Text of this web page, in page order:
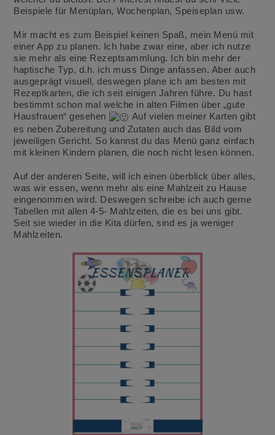
Beispiele für Menüplan, Wochenplan, Speiseplan usw.
Mir macht es zum Beispiel keinen Spaß, mein Menü mit
einer App zu planen. Ich habe zwar eine, aber ich nutze
sie mehr als eine Rezeptsammlung. Ich bin mehr der
haptische Typ, d.h. ich muss Dinge anfassen. Aber auch
ausgeprägt visuell, deswegen plane ich am besten mit
Rezeptkarten, die ich seit einigen Jahren führe. Du hast
bestimmt schon mal welche in alten Filmen über „gute
Hausfrauen“ gesehen
Auf vielen meiner Karten gibt
es neben Zubereitung und Zutaten auch das Bild vom
jeweiligen Gericht. So kannst du das Menü ganz einfach
mit kleinen Kindern planen, die noch nicht lesen können.
Auf der anderen Seite, will ich einen überblick über alles,
was wir essen, wenn mehr als eine Mahlzeit zu Hause
eingenommen wird. Deswegen schreibe ich auch gerne
Tabellen mit allen 4-5- Mahlzeiten, die es bei uns gibt.
Seit sie wieder in die Kita dürfen, sind es ja weniger
Mahlzeiten.